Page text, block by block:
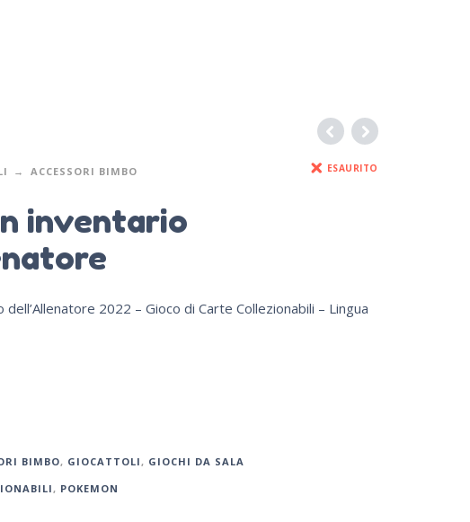
ACCESSORI BIMBO ESAURITO
inventario
2022 – Gioco di Carte Collezionabili – Lingua
BIMBO, GIOCATTOLI, GIOCHI DA SALA
, POKEMON